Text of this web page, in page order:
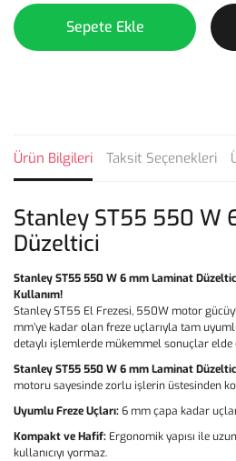
Sepete Ekle
Ürün Bilgileri Taksit Seçenekleri
Stanley ST55 550 W
Düzeltici
Stanley ST55 550 W 6 mm Laminat
Kullanım!
Stanley ST55 El Frezesi, 550W motor
mm’ye kadar olan freze uçlarıyla tam
detaylı işlemlerde mükemmel sonuçlar elde
Stanley ST55 550 W 6 mm Laminat
motoru sayesinde zorlu işlerin üstesinden
Uyumlu Freze Uçları:6 mm çapa kadar
Kompakt ve Hafif: Ergonomik yapısı ile
kullanıcıyı yormaz.